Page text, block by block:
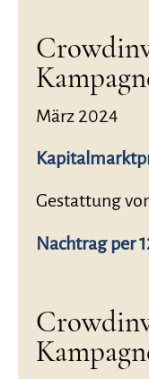
März 2024
Gestattung
Nachtrag per